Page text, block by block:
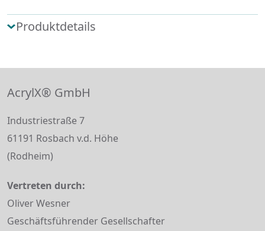
Produktdetails
AcrylX® GmbH
Industriestraße 7
61191 Rosbach v.d. Höhe
(Rodheim)
Vertreten durch:
Oliver Wesner
Geschäftsführender Gesellschafter